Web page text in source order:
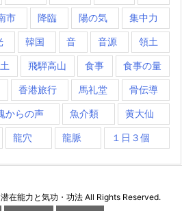
市 降臨 陽の気 集中力
韓国 音 音源 領土
飛騨高山 食事 食事の量
香港旅行 馬礼堂 骨伝導
からの声 魚介類 黄大仙
龍穴 龍脈 １日３個
在能力と気功・功法 All Rights Reserved.